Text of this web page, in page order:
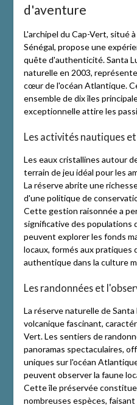
d'aventure
L'archipel du Cap-Vert, situé
Sénégal, propose une
quête d'authenticité. Santa
naturelle en 2003,
cœur de l'océan Atlantique.
ensemble de dix îles
exceptionnelle attire les
Les activités nautiques
Les eaux cristallines autour
terrain de jeu idéal pour les
La réserve abrite une
d'une politique de
Cette gestion raisonnée a
significative des populations
peuvent explorer les fonds
locaux, formés aux pratiques
authentique dans la culture
Les randonnées et
La réserve naturelle de
volcanique fascinant,
Vert. Les sentiers de
panoramas spectaculaires,
uniques sur l'océan
peuvent observer la faune
Cette île préservée
nombreuses espèces,